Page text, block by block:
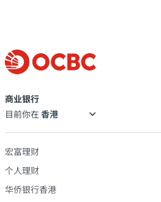
商业银行
目前你在
宏富理财
个人理财
华侨银行香港